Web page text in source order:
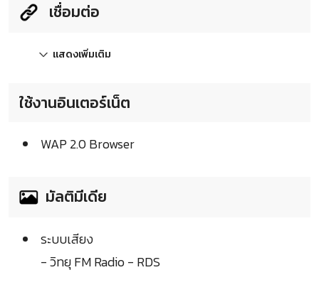
เชื่อมต่อ
แสดงเพิ่มเติม
ใช้งานอินเตอร์เน็ต
WAP 2.0 Browser
มัลติมีเดีย
ระบบเสียง
- วิทยุ FM Radio - RDS